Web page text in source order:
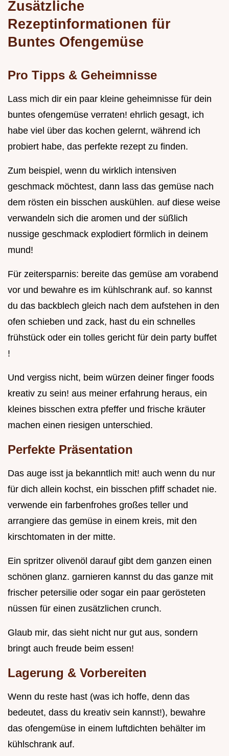
Zusätzliche
Rezeptinformationen für
Buntes Ofengemüse
Pro Tipps & Geheimnisse
Lass mich dir ein paar kleine geheimnisse für dein
buntes ofengemüse verraten! ehrlich gesagt, ich
habe viel über das kochen gelernt, während ich
probiert habe, das perfekte rezept zu finden.
Zum beispiel, wenn du wirklich intensiven
geschmack möchtest, dann lass das gemüse nach
dem rösten ein bisschen auskühlen. auf diese weise
verwandeln sich die aromen und der süßlich
nussige geschmack explodiert förmlich in deinem
mund!
Für zeitersparnis: bereite das gemüse am vorabend
vor und bewahre es im kühlschrank auf. so kannst
du das backblech gleich nach dem aufstehen in den
ofen schieben und zack, hast du ein schnelles
frühstück oder ein tolles gericht für dein party buffet
!
Und vergiss nicht, beim würzen deiner finger foods
kreativ zu sein! aus meiner erfahrung heraus, ein
kleines bisschen extra pfeffer und frische kräuter
machen einen riesigen unterschied.
Perfekte Präsentation
Das auge isst ja bekanntlich mit! auch wenn du nur
für dich allein kochst, ein bisschen pfiff schadet nie.
verwende ein farbenfrohes großes teller und
arrangiere das gemüse in einem kreis, mit den
kirschtomaten in der mitte.
Ein spritzer olivenöl darauf gibt dem ganzen einen
schönen glanz. garnieren kannst du das ganze mit
frischer petersilie oder sogar ein paar gerösteten
nüssen für einen zusätzlichen crunch.
Glaub mir, das sieht nicht nur gut aus, sondern
bringt auch freude beim essen!
Lagerung & Vorbereiten
Wenn du reste hast (was ich hoffe, denn das
bedeutet, dass du kreativ sein kannst!), bewahre
das ofengemüse in einem luftdichten behälter im
kühlschrank auf.